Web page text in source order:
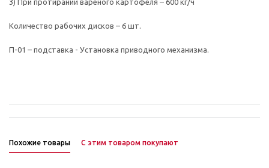
3) При протирании вареного картофеля – 600 кг/ч
Количество рабочих дисков – 6 шт.
П-01 – подставка - Установка приводного механизма.
Похожие товары С этим товаром покупают